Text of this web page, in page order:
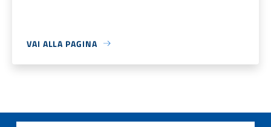
VAI ALLA PAGINA